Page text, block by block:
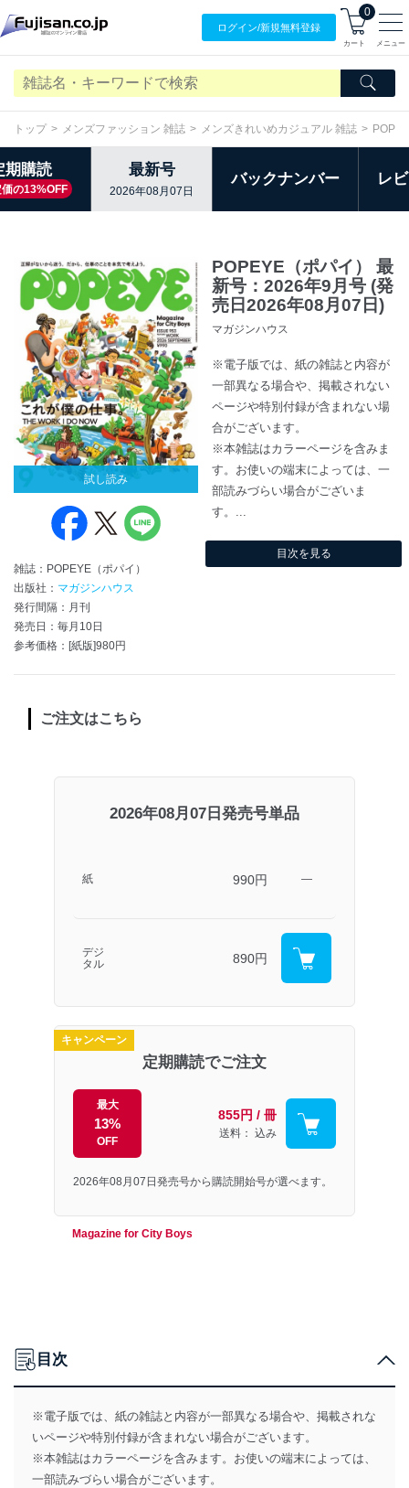
ログイン/新規無料登録
0
カート メニュー
トップ メンズファッション 雑誌 メンズきれいめカジュアル 雑誌
期購読
の13%OFF
最新号
2026年08月07日
バックナンバー レ
試し読み
雑誌：POPEYE（ポパイ）
出版社： マガジンハウス
発行間隔：月刊
発売日：毎月10日
参考価格：[紙版]980円
POPEYE（ポパイ） 最
新号：2026年9月号 (発
売日2026年08月07日)
マガジンハウス
※電子版では、紙の雑誌と内容が
一部異なる場合や、掲載されない
ページや特別付録が含まれない場
合がございます。
※本雑誌はカラーページを含みま
す。お使いの端末によっては、一
部読みづらい場合がございま
す。...
目次を見る
ご注文はこちら
2026年08月07日発売号単品
紙 990円 ―
デジ
タル
890円
キャンペーン
定期購読でご注文
最大
13%
OFF
855円 / 冊
送料： 込み
2026年08月07日発売号から購読開始号が選べます。
Magazine for City Boys
目次
※電子版では、紙の雑誌と内容が一部異なる場合や、掲載されな
いページや特別付録が含まれない場合がございます。
※本雑誌はカラーページを含みます。お使いの端末によっては、
一部読みづらい場合がございます。